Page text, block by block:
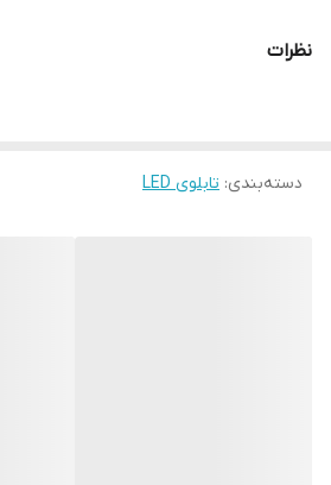
کنید. علاوه بر قابلیت نصب بر روی شیشه این
بابت آسیب وارد شدن به تابلو نداشته باشیم.
نظرات
دسته‌بندی: تابلوی LED